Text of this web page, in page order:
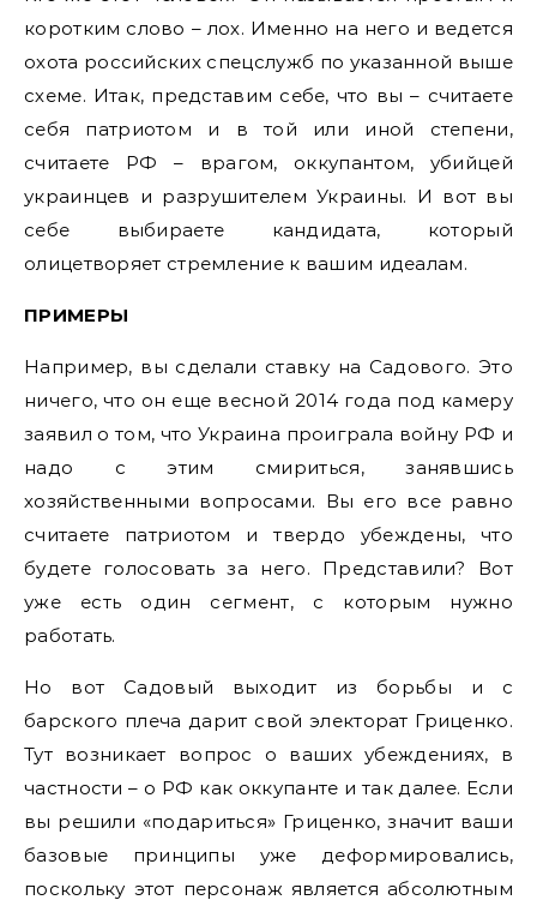
коротким слово – лох. Именно на него и ведется
охота российских спецслужб по указанной выше
схеме. Итак, представим себе, что вы – считаете
себя патриотом и в той или иной степени,
считаете РФ – врагом, оккупантом, убийцей
украинцев и разрушителем Украины. И вот вы
себе выбираете кандидата, который
олицетворяет стремление к вашим идеалам.
ПРИМЕРЫ
Например, вы сделали ставку на Садового. Это
ничего, что он еще весной 2014 года под камеру
заявил о том, что Украина проиграла войну РФ и
надо с этим смириться, занявшись
хозяйственными вопросами. Вы его все равно
считаете патриотом и твердо убеждены, что
будете голосовать за него. Представили? Вот
уже есть один сегмент, с которым нужно
работать.
Но вот Садовый выходит из борьбы и с
барского плеча дарит свой электорат Гриценко.
Тут возникает вопрос о ваших убеждениях, в
частности – о РФ как оккупанте и так далее. Если
вы решили «подариться» Гриценко, значит ваши
базовые принципы уже деформировались,
поскольку этот персонаж является абсолютным